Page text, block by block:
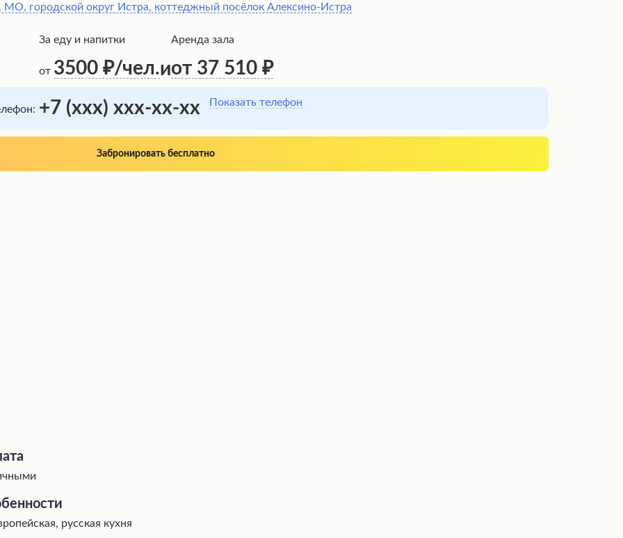
МО, городской округ Истра, коттеджный посёлок Алексино-Истра
За еду и напитки
от 3500 /чел.и
Аренда зала
от 37 510
+7 (xxx) xxx-xx-xx Показать телефон
Забронировать бесплатно
русская кухня